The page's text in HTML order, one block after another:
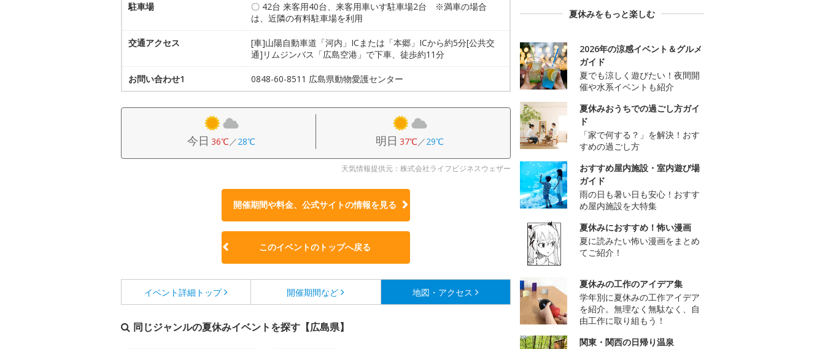
駐車場
〇 42台 来客用40台、来客用車いす駐車場2台 ※満車の場合
は、近隣の有料駐車場を利用
交通アクセス
[車]山陽自動車道「河内」ICまたは「本郷」ICから約5分[公共交
通]リムジンバス「広島空港」で下車、徒歩約11分
お問い合わせ1 0848-60-8511 広島県動物愛護センター
今日 36℃／28℃ 明日 37℃／29℃
天気情報提供元：株式会社ライフビジネスウェザー
開催期間や料金、公式サイトの情報を見る
このイベントのトップへ戻る
イベント詳細 トップ 開催期間など 地図・アクセス
同じジャンルの夏休みイベントを探す【広島県】
夏休みをもっと楽しむ
2026年の涼感イベント＆グルメ
ガイド
夏でも涼しく遊びたい！夜間開
催や水系イベントも紹介
夏休みおうちでの過ごし方ガイ
ド
「家で何する？」を解決！おす
すめの過ごし方
おすすめ屋内施設・室内遊び場
ガイド
雨の日も暑い日も安心！おすす
め屋内施設を大特集
夏休みにおすすめ！怖い漫画
夏に読みたい怖い漫画をまとめ
てご紹介！
夏休みの工作のアイデア集
学年別に夏休みの工作アイデア
を紹介。無理なく無駄なく、自
由工作に取り組もう！
関東・関西の日帰り温泉